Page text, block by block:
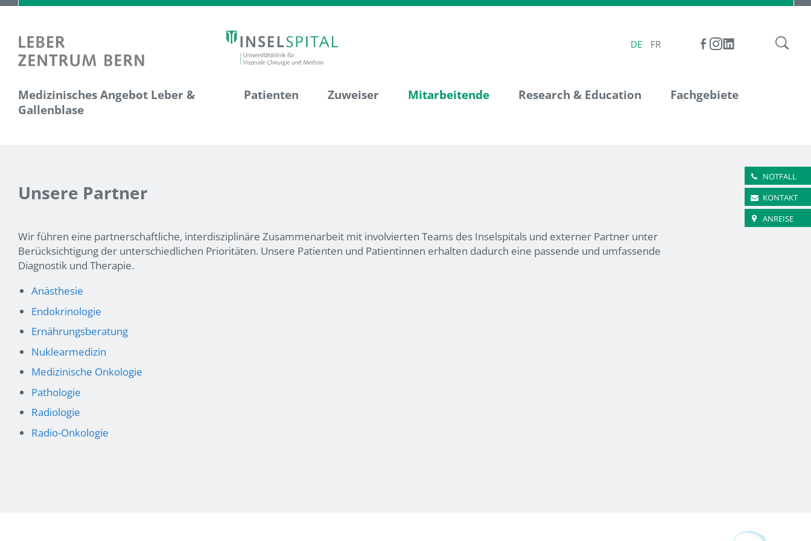
DE FR
Medizinisches Angebot Leber &
Gallenblase
Patienten Zuweiser Mitarbeitende Research & Education Fachgebiete
NOTFALL
KONTAKT
ANREISE
Unsere Partner
Wir führen eine partnerschaftliche, interdisziplinäre Zusammenarbeit mit involvierten Teams des Inselspitals und externer Partner unter
Berücksichtigung der unterschiedlichen Prioritäten. Unsere Patienten und Patientinnen erhalten dadurch eine passende und umfassende
Diagnostik und Therapie.
Anästhesie
Endokrinologie
Ernährungsberatung
Nuklearmedizin
Medizinische Onkologie
Pathologie
Radiologie
Radio-Onkologie